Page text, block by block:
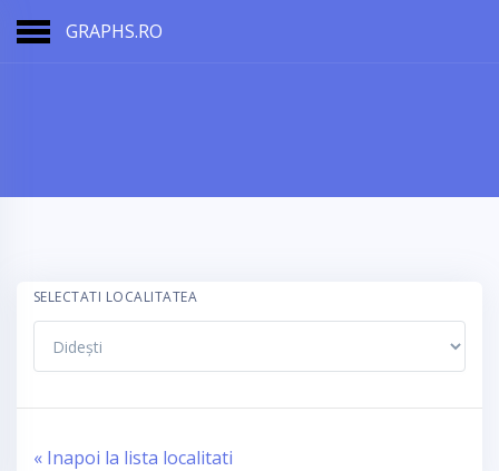
GRAPHS.RO
SELECTATI LOCALITATEA
« Inapoi la lista localitati